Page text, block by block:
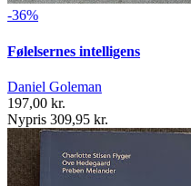
-36%
Følelsernes intelligens
Daniel Goleman
197,00 kr.
Nypris 309,95 kr.